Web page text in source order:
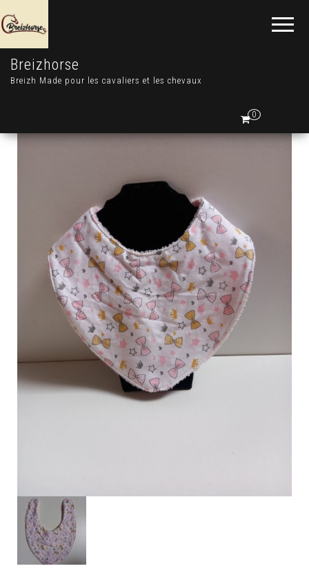
Breizhorse
Breizh Made pour les cavaliers et les chevaux
0